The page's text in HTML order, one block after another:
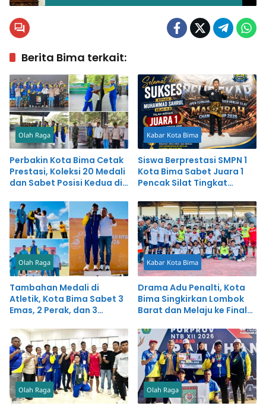
Atlet Juara di Porprov 2026
Berita Bima terkait:
Olah Raga
Perbakin Kota Bima Cetak
Prestasi, Koleksi 20 Medali
dan Sabet Posisi Kedua di
Kabar Kota Bima
Siswa Berprestasi SMPN 1
Kota Bima Sabet Juara 1
Pencak Silat Tingkat
Olah Raga
Tambahan Medali di
Atletik, Kota Bima Sabet 3
Emas, 2 Perak, dan 3
Kabar Kota Bima
Drama Adu Penalti, Kota
Bima Singkirkan Lombok
Barat dan Melaju ke Final
Olah Raga Olah Raga